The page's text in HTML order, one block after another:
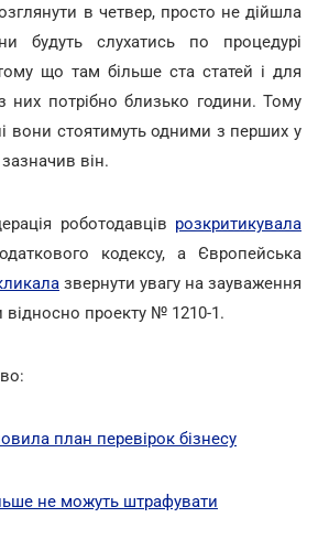
в четвер, просто не дійшла
будуть слухатись по процедурі
що там більше ста статей і для
них потрібно близько години. Тому
вони стоятимуть одними з перших у
він.
роботодавців розкритикувала
кодексу, а Європейська
звернути увагу на зауваження
відносно проекту № 1210-1.
план перевірок бізнесу
не можуть штрафувати